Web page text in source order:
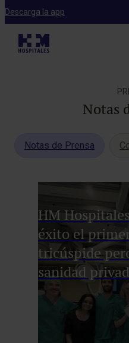
Descarga la app
Notas
Notas de Prensa
HM
éxito el
tricúspide
sanidad